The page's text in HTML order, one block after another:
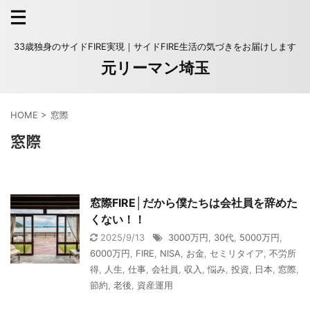
33歳独身のサイドFIRE実現｜サイドFIRE生活の気づきをお届けします
元リーマン埼玉
HOME > 窓際
窓際
窓際FIRE│だから僕たちは会社員を辞めた
くない！！
2025/9/13 3000万円 30代 5000万円
6000万円
FIRE NISA お金 セミリタイア 不労所
得
人生 仕事 会社員 収入 悩み 投資 日本 窓際
節約 老後 資産運用